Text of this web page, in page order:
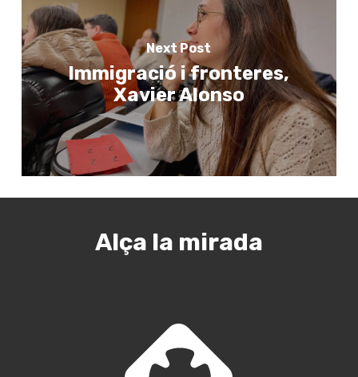
Next Post
Immigració i fronteres,
Xavier Alonso
Alça la mirada